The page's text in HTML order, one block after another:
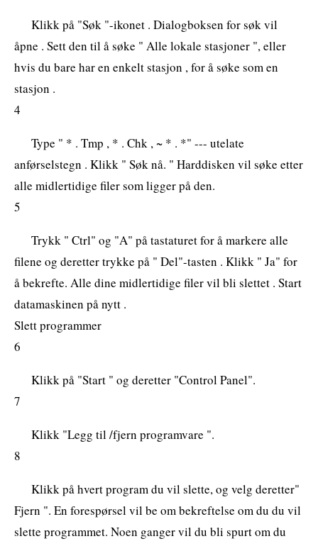
Klikk på "Søk "-ikonet . Dialogboksen for søk vil
åpne . Sett den til å søke " Alle lokale stasjoner ", eller
hvis du bare har en enkelt stasjon , for å søke som en
stasjon .
4
Type " * . Tmp , * . Chk , ~ * . *" --- utelate
anførselstegn . Klikk " Søk nå. " Harddisken vil søke etter
alle midlertidige filer som ligger på den.
5
Trykk " Ctrl" og "A" på tastaturet for å markere alle
filene og deretter trykke på " Del"-tasten . Klikk " Ja" for
å bekrefte. Alle dine midlertidige filer vil bli slettet . Start
datamaskinen på nytt .
Slett programmer
6
Klikk på "Start " og deretter "Control Panel".
7
Klikk "Legg til /fjern programvare ".
8
Klikk på hvert program du vil slette, og velg deretter"
Fjern ". En forespørsel vil be om bekreftelse om du du vil
slette programmet. Noen ganger vil du bli spurt om du